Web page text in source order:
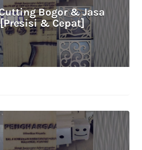
Bogor & Jasa
[Presisi & Cepat]